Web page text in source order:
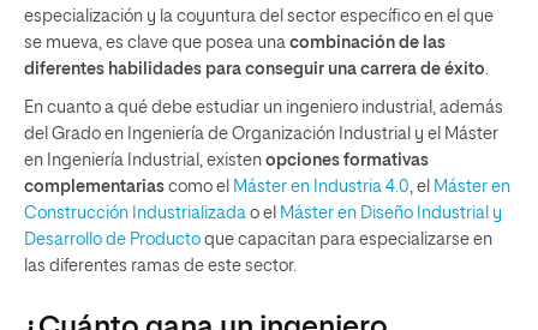
especialización y la coyuntura del sector específico en el que
se mueva, es clave que posea una combinación de las
diferentes habilidades para conseguir una carrera de éxito.
En cuanto a qué debe estudiar un ingeniero industrial, además
del Grado en Ingeniería de Organización Industrial y el Máster
en Ingeniería Industrial, existen opciones formativas
complementarias como el Máster en Industria 4.0, el Máster en
Construcción Industrializada o el Máster en Diseño Industrial y
Desarrollo de Producto que capacitan para especializarse en
las diferentes ramas de este sector.